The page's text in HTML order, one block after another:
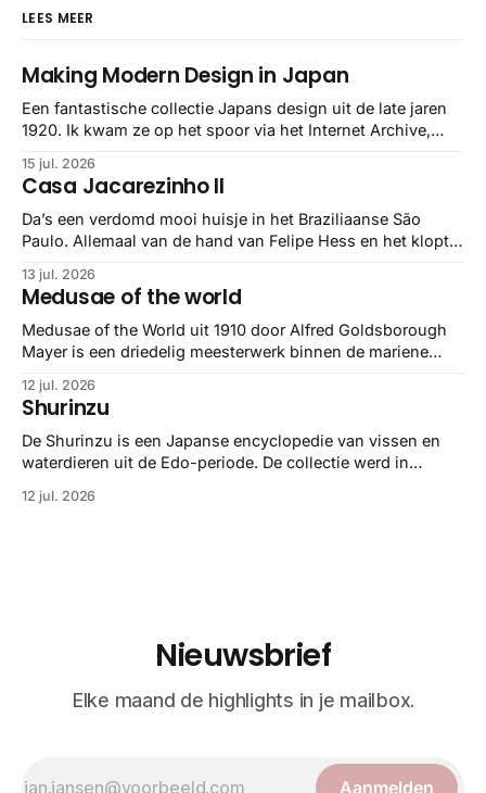
LEES MEER
Making Modern Design in Japan
Een fantastische collectie Japans design uit de late jaren
1920. Ik kwam ze op het spoor via het Internet Archive,
gebundeld in een: boek ✨ Daarin hebben ze alle scans een
stuk netter getrokken, maar op deze manier vind ik ze er
minstens
15 jul. 2026
Casa Jacarezinho II
Da’s een verdomd mooi huisje in het Braziliaanse São
Paulo. Allemaal van de hand van Felipe Hess en het klopt
13 jul. 2026
Medusae of the world
Medusae of the World uit 1910 door Alfred Goldsborough
Mayer is een driedelig meesterwerk binnen de mariene
gedetailleerd overzicht van kwallensoorten en hun
taxonomie. Het boek staat bekend om de combinatie van
strikte wetenschap met prachtige, handgetekende
illustraties en kleurendrukplaten van Mayer zelf.
12 jul. 2026
Shurinzu
De Shurinzu is een Japanse encyclopedie van vissen en
waterdieren uit de Edo-periode. De collectie werd in
bekend om verfijnde technieken en bijna driedimensionale
12 jul. 2026
Nieuwsbrief
Elke maand de highlights in je mailbox.
Aanmelden